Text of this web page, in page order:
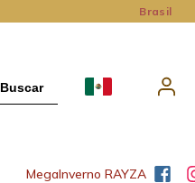
Brasil
Buscar
MegaInverno RAYZA